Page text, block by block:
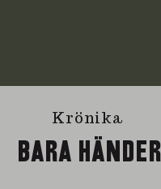
Krönika
BARA HÄNDER